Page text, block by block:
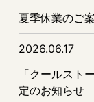
夏季休業のご
2026.06.17
「クールスト
定のお知らせ